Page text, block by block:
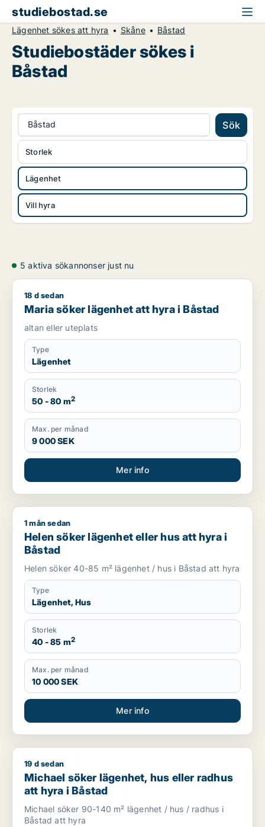
studiebostad.se
Lägenhet sökes att hyra Skåne Båstad
Studiebostäder sökes i
Båstad
Båstad Sök
Lägenhet
Vill hyra
Storlek
5 aktiva sökannonser just nu
Maria söker lägenhet att hyra i Båstad
18 d sedan
Maria söker lägenhet att hyra i Båstad
altan eller uteplats
Type
Lägenhet
Storlek
50 - 80 m2
Max. per månad
9 000 SEK
Mer info
Helen söker lägenhet eller hus att hyra i Båstad
1 mån sedan
Helen söker lägenhet eller hus att hyra i
Båstad
Helen söker 40-85 m² lägenhet / hus i Båstad att hyra
Type
Lägenhet, Hus
Storlek
40 - 85 m2
Max. per månad
10 000 SEK
Mer info
Michael söker lägenhet, hus eller radhus att hyra i Båstad
19 d sedan
Michael söker lägenhet, hus eller radhus
att hyra i Båstad
Michael söker 90-140 m² lägenhet / hus / radhus i
Båstad att hyra